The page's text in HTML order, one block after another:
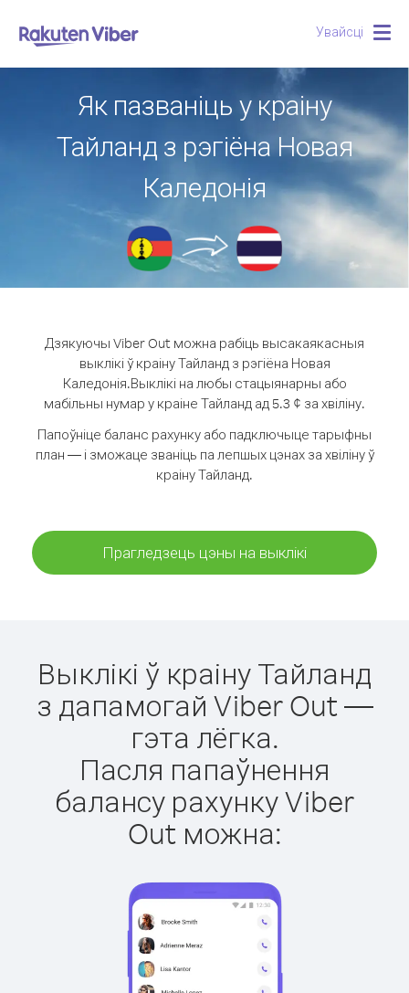
Увайсці
Як пазваніць у краіну
Тайланд з рэгіёна Новая
Каледонія
Дзякуючы Viber Out можна рабіць высакаякасныя
выклікі ў краіну Тайланд з рэгіёна Новая
Каледонія.Выклікі на любы стацыянарны або
мабільны нумар у краіне Тайланд ад 5.3 ¢ за хвіліну.
Папоўніце баланс рахунку або падключыце тарыфны
план — і зможаце званіць па лепшых цэнах за хвіліну ў
краіну Тайланд.
Прагледзець цэны на выклікі
Выклікі ў краіну Тайланд
з дапамогай Viber Out —
гэта лёгка.
Пасля папаўнення
балансу рахунку Viber
Out можна: